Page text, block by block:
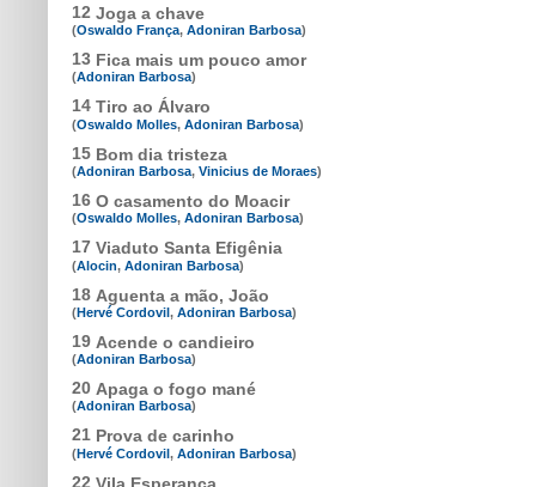
12 Joga a chave
(Oswaldo França, Adoniran Barbosa)
13 Fica mais um pouco amor
(Adoniran Barbosa)
14 Tiro ao Álvaro
(Oswaldo Molles, Adoniran Barbosa)
15 Bom dia tristeza
(Adoniran Barbosa, Vinicius de Moraes)
16 O casamento do Moacir
(Oswaldo Molles, Adoniran Barbosa)
17 Viaduto Santa Efigênia
(Alocin, Adoniran Barbosa)
18 Aguenta a mão, João
(Hervé Cordovil, Adoniran Barbosa)
19 Acende o candieiro
(Adoniran Barbosa)
20 Apaga o fogo mané
(Adoniran Barbosa)
21 Prova de carinho
(Hervé Cordovil, Adoniran Barbosa)
22